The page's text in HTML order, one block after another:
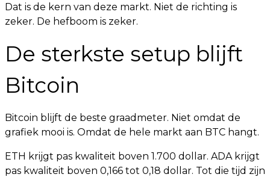
Dat is de kern van deze markt. Niet de richting is
zeker. De hefboom is zeker.
De sterkste setup blijft
Bitcoin
Bitcoin blijft de beste graadmeter. Niet omdat de
grafiek mooi is. Omdat de hele markt aan BTC hangt.
ETH krijgt pas kwaliteit boven 1.700 dollar. ADA krijgt
pas kwaliteit boven 0,166 tot 0,18 dollar. Tot die tijd zijn